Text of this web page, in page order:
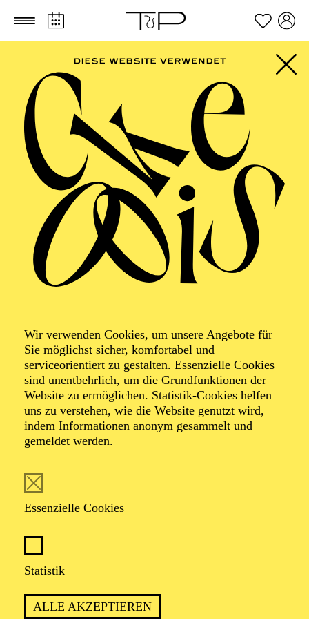
Zum Hauptinhalt springen Zum Footer springen
Wir verwenden Cookies, um unsere Angebote für
Sie möglichst sicher, komfortabel und
serviceorientiert zu gestalten. Essenzielle Cookies
sind unentbehrlich, um die Grundfunktionen der
Website zu ermöglichen. Statistik-Cookies helfen
uns zu verstehen, wie die Website genutzt wird,
indem Informationen anonym gesammelt und
gemeldet werden.
Essenzielle Cookies
Statistik
ALLE AKZEPTIEREN
Elena Wachendorf
Elena Wachendorf studierte Musikwissenschaft mit
Gesang als künstlerischem Zusatzfach an der
Detmold. Sie war bereits als Regieassistentin und
Abendspielleitung im Musiktheater an verschiedenen